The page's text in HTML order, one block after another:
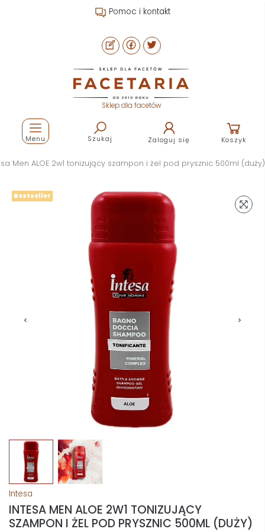
Pomoc i kontakt
Sklep dla facetów
Szukaj Zaloguj się Koszyk
Menu
Men ALOE 2w1 tonizujący szampon i żel pod prysznic 500ml (duży)
Bestseller
Intesa
INTESA MEN ALOE 2W1 TONIZUJĄCY
SZAMPON I ŻEL POD PRYSZNIC 500ML (DUŻY)